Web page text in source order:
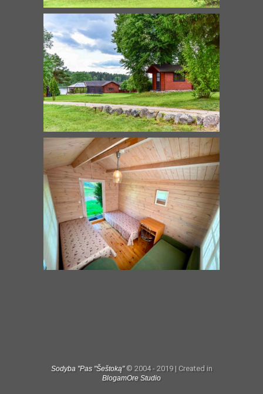
Sodyba "Pas "Šeštoką"© 2004 - 2019 | Created in
BlogamOre Studio